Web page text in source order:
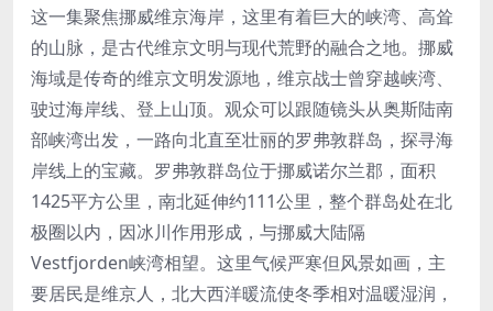
这一集聚焦挪威维京海岸，这里有着巨大的峡湾、高耸
的山脉，是古代维京文明与现代荒野的融合之地。挪威
海域是传奇的维京文明发源地，维京战士曾穿越峡湾、
驶过海岸线、登上山顶。观众可以跟随镜头从奥斯陆南
部峡湾出发，一路向北直至壮丽的罗弗敦群岛，探寻海
岸线上的宝藏。罗弗敦群岛位于挪威诺尔兰郡，面积
1425平方公里，南北延伸约111公里，整个群岛处在北
极圈以内，因冰川作用形成，与挪威大陆隔
Vestfjorden峡湾相望。这里气候严寒但风景如画，主
要居民是维京人，北大西洋暖流使冬季相对温暖湿润，